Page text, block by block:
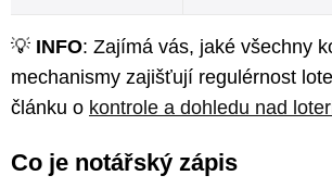
💡 INFO: Zajímá vás, jaké všechny
mechanismy zajišťují regulérnost
článku o kontrole a dohledu nad
Co je notářský zápis